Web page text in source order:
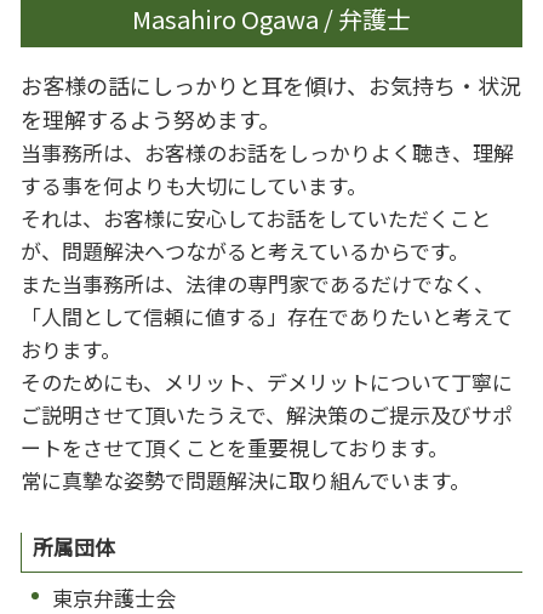
Masahiro Ogawa / 弁護士
お客様の話にしっかりと耳を傾け、お気持ち・状況
を理解するよう努めます。
当事務所は、お客様のお話をしっかりよく聴き、理解
する事を何よりも大切にしています。
それは、お客様に安心してお話をしていただくこと
が、問題解決へつながると考えているからです。
また当事務所は、法律の専門家であるだけでなく、
「人間として信頼に値する」存在でありたいと考えて
おります。
そのためにも、メリット、デメリットについて丁寧に
ご説明させて頂いたうえで、解決策のご提示及びサポ
ートをさせて頂くことを重要視しております。
常に真摯な姿勢で問題解決に取り組んでいます。
所属団体
東京弁護士会